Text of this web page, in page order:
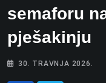
semaforu
pješakinju
30. TRAVNJA 2026.